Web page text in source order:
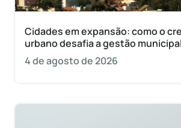
Cidades em expansão: como o
urbano desafia a gestão
4 de agosto de 2026